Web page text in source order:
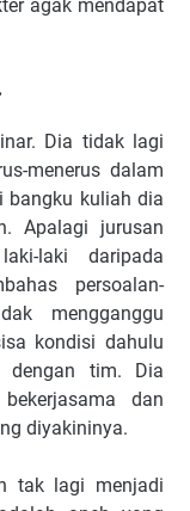
agak mendapat
Dia tidak lagi
menerus dalam
bangku kuliah dia
Apalagi jurusan
laki daripada
persoalan-
mengganggu
kondisi dahulu
dengan tim. Dia
dan
diyakininya.
tak lagi menjadi